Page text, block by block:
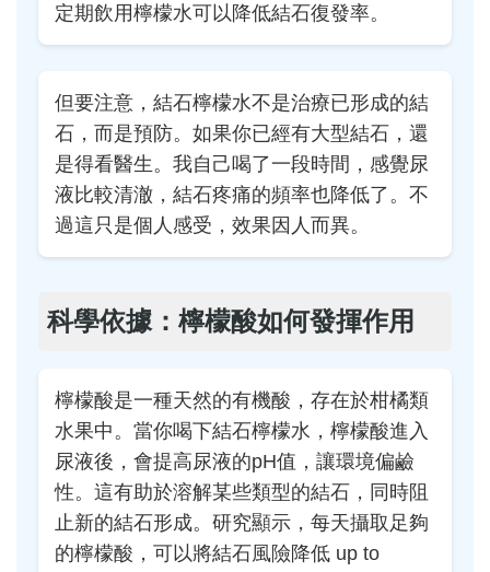
定期飲用檸檬水可以降低結石復發率。
但要注意，結石檸檬水不是治療已形成的結
石，而是預防。如果你已經有大型結石，還
是得看醫生。我自己喝了一段時間，感覺尿
液比較清澈，結石疼痛的頻率也降低了。不
過這只是個人感受，效果因人而異。
科學依據：檸檬酸如何發揮作用
檸檬酸是一種天然的有機酸，存在於柑橘類
水果中。當你喝下結石檸檬水，檸檬酸進入
尿液後，會提高尿液的pH值，讓環境偏鹼
性。這有助於溶解某些類型的結石，同時阻
止新的結石形成。研究顯示，每天攝取足夠
的檸檬酸，可以將結石風險降低 up to